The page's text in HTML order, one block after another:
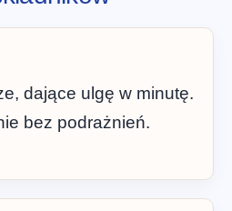
dające ulgę w minutę.
bez podrażnień.